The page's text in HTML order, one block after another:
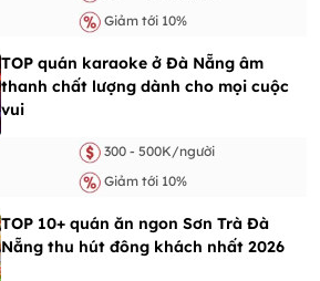
Giảm tới 10%
TOP quán karaoke ở Đà Nẵng âm
thanh chất lượng dành cho mọi cuộc
vui
300 - 500K/người
Giảm tới 10%
TOP 10+ quán ăn ngon Sơn Trà Đà
Nẵng thu hút đông khách nhất 2026